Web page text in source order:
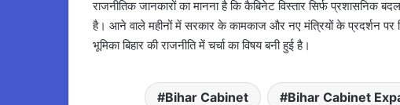
राजनीतिक जानकारों का मानना है कि कैबिनेट विस्तार सिर्फ प्रशासनिक
है। आने वाले महीनों में सरकार के कामकाज और नए मंत्रियों के प्रदर्शन पर
भूमिका बिहार की राजनीति में चर्चा का विषय बनी हुई है।
Bihar Cabinet Bihar Cabinet